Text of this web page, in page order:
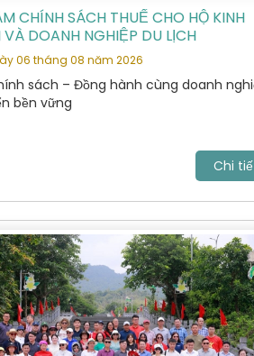
CHÍNH SÁCH THUẾ CHO HỘ KINH
DOANH NGHIỆP DU LỊCH
06 tháng 08 năm 2026
sách – Đồng hành cùng doanh
bền vững
Chi